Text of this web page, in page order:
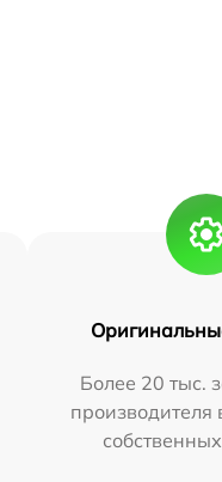
Более 20 тыс.
производителя